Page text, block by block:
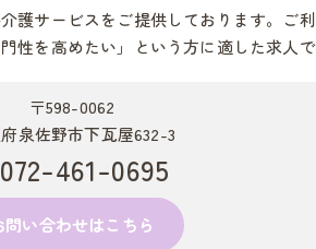
護サービスをご提供しております。ご
性を高めたい」という方に適した求人で
〒598-0062
泉佐野市下瓦屋632-3
072-461-0695
問い合わせはこちら